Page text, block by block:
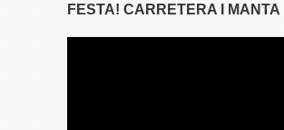
FESTA! CARRETERA I MANTA